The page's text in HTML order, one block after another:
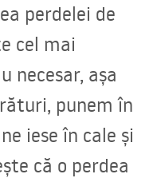
perdelei de
cel mai
necesar, așa
punem în
iese în cale și
că o perdea